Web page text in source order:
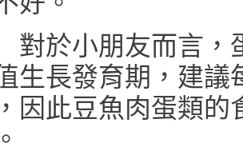
於小朋友而言，
生長發育期，建議
因此豆魚肉蛋類的